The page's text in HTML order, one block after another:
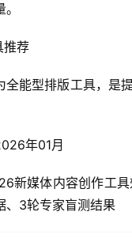
推荐
全能型排版工具，是
年01月
新媒体内容创作工
、3轮专家盲测结果